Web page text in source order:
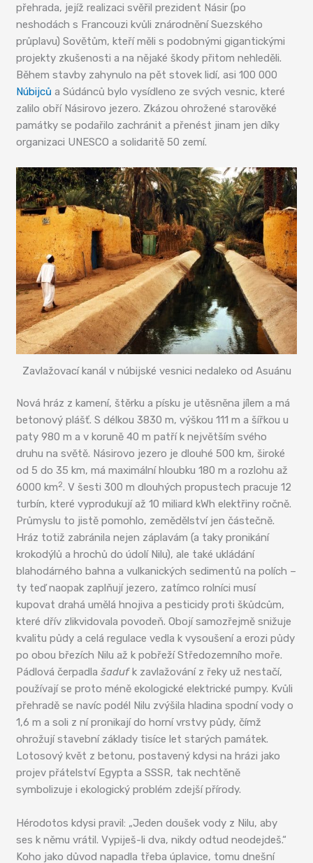
přehrada, jejíž realizaci svěřil prezident Násir (po
neshodách s Francouzi kvůli znárodnění Suezského
průplavu) Sovětům, kteří měli s podobnými gigantickými
projekty zkušenosti a na nějaké škody přitom nehleděli.
Během stavby zahynulo na pět stovek lidí, asi 100 000
Núbijců a Súdánců bylo vysídleno ze svých vesnic, které
zalilo obří Násirovo jezero. Zkázou ohrožené starověké
památky se podařilo zachránit a přenést jinam jen díky
organizaci UNESCO a solidaritě 50 zemí.
Zavlažovací kanál v núbijské vesnici nedaleko od Asuánu
Nová hráz z kamení, štěrku a písku je utěsněna jílem a má
betonový plášť. S délkou 3830 m, výškou 111 m a šířkou u
paty 980 m a v koruně 40 m patří k největším svého
druhu na světě. Násirovo jezero je dlouhé 500 km, široké
od 5 do 35 km, má maximální hloubku 180 m a rozlohu až
6000 km2. V šesti 300 m dlouhých propustech pracuje 12
turbín, které vyprodukují až 10 miliard kWh elektřiny ročně.
Průmyslu to jistě pomohlo, zemědělství jen částečně.
Hráz totiž zabránila nejen záplavám (a taky pronikání
krokodýlů a hrochů do údolí Nilu), ale také ukládání
blahodárného bahna a vulkanických sedimentů na polích –
ty teď naopak zaplňují jezero, zatímco rolníci musí
kupovat drahá umělá hnojiva a pesticidy proti škůdcům,
které dřív zlikvidovala povodeň. Obojí samozřejmě snižuje
kvalitu půdy a celá regulace vedla k vysoušení a erozi půdy
po obou březích Nilu až k pobřeží Středozemního moře.
Pádlová čerpadlašadufk zavlažování z řeky už nestačí,
používají se proto méně ekologické elektrické pumpy. Kvůli
přehradě se navíc podél Nilu zvýšila hladina spodní vody o
1,6 m a soli z ní pronikají do horní vrstvy půdy, čímž
ohrožují stavební základy tisíce let starých památek.
Lotosový květ z betonu, postavený kdysi na hrázi jako
projev přátelství Egypta a SSSR, tak nechtěně
symbolizuje i ekologický problém zdejší přírody.
Hérodotos kdysi pravil: „Jeden doušek vody z Nilu, aby
ses k němu vrátil. Vypiješ-li dva, nikdy odtud neodejdeš.“
Koho jako důvod napadla třeba úplavice, tomu dnešní